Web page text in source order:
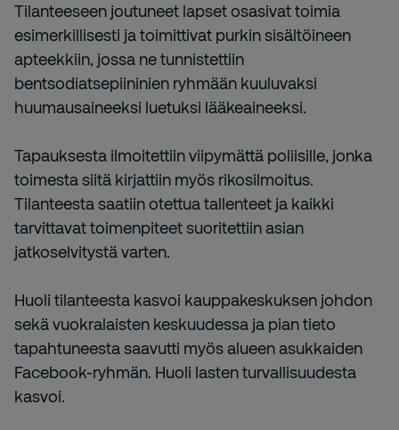
Tilanteeseen joutuneet lapset osasivat toimia
esimerkillisesti ja toimittivat purkin sisältöineen
apteekkiin, jossa ne tunnistettiin
bentsodiatsepiininien ryhmään kuuluvaksi
huumausaineeksi luetuksi lääkeaineeksi.
Tapauksesta ilmoitettiin viipymättä poliisille, jonka
toimesta siitä kirjattiin myös rikosilmoitus.
Tilanteesta saatiin otettua tallenteet ja kaikki
tarvittavat toimenpiteet suoritettiin asian
jatkoselvitystä varten.
Huoli tilanteesta kasvoi kauppakeskuksen johdon
sekä vuokralaisten keskuudessa ja pian tieto
tapahtuneesta saavutti myös alueen asukkaiden
Facebook-ryhmän. Huoli lasten turvallisuudesta
kasvoi.